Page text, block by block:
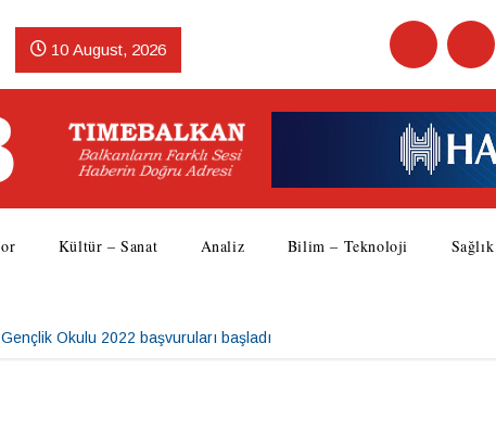
10 August, 2026
Kültür – Sanat Analiz Bilim – Teknoloji Sağlık
Okulu 2022 başvuruları başladı